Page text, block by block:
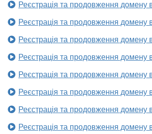
Реєстрація та продовження домену
Реєстрація та продовження домену
Реєстрація та продовження домену
Реєстрація та продовження домену
Реєстрація та продовження домену
Реєстрація та продовження домену
Реєстрація та продовження домену
Реєстрація та продовження домену